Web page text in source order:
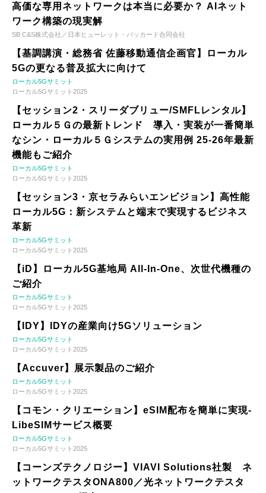
高価な専用ネットワークは本当に必要か？ AIネット
ワーク構築の現実解
SB C&S株式会社／日本ヒューレット・パッカード合同会社
【基調講演・総務省 佐藤移動通信企画官】ローカル
5Gの更なる普及拡大に向けて
ローカル5Gサミット
ローカル5Gサミット2025
【セッション2・スリーダブリュー/SMFLレンタル】
ローカル５Ｇの最新トレンド 導入・実装が一番簡単
なシン・ローカル５Ｇシステムの実用例 25-26年最新
機能もご紹介
ローカル5Gサミット
ローカル5Gサミット2025
【セッション3・京セラみらいエンビジョン】高性能
ローカル5G：新システムと端末で実現するビジネス
革新
ローカル5Gサミット
ローカル5Gサミット2025
【iD】ローカル5G基地局 All-In-One、次世代機種の
ご紹介
ローカル5Gサミット
ローカル5Gサミット2025
【IDY】IDYの産業向け5Gソリューション
ローカル5Gサミット
ローカル5Gサミット2025
【Accuver】展示製品のご紹介
ローカル5Gサミット
ローカル5Gサミット2025
【コモン・クリエーション】eSIM配布を簡単に実現-
LibeSIMサービス概要
ローカル5Gサミット
ローカル5Gサミット2025
【コーンズテクノロジー】VIAVI Solutions社製 ネ
ットワークテスタONA800／光ネットワークテスタ